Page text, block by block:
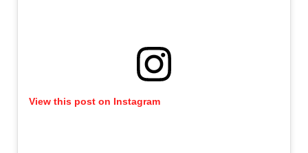
View this post on Instagram